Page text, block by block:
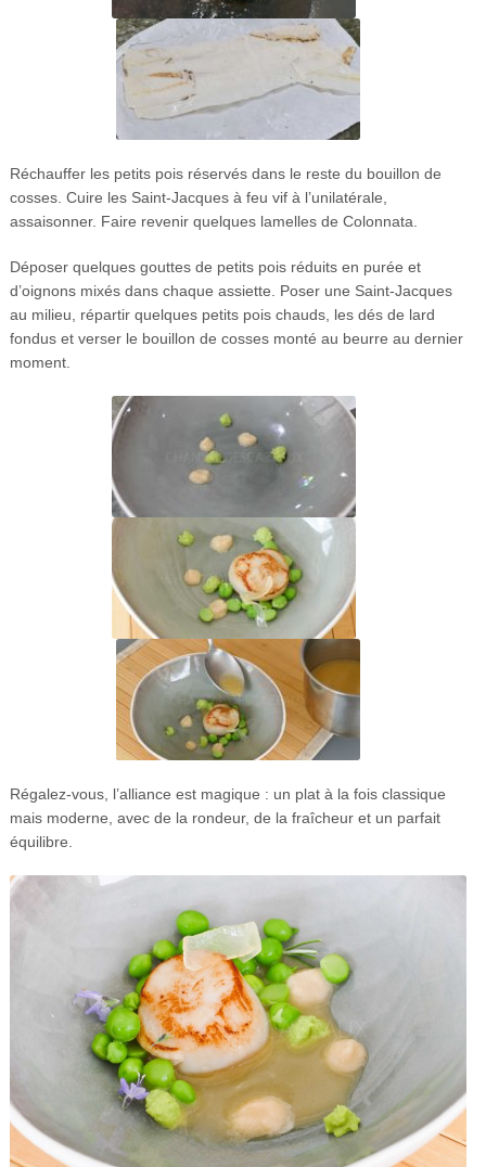
Réchauffer les petits pois réservés dans le reste du bouillon de
cosses. Cuire les Saint-Jacques à feu vif à l’unilatérale,
assaisonner. Faire revenir quelques lamelles de Colonnata.
Déposer quelques gouttes de petits pois réduits en purée et
d’oignons mixés dans chaque assiette. Poser une Saint-Jacques
au milieu, répartir quelques petits pois chauds, les dés de lard
fondus et verser le bouillon de cosses monté au beurre au dernier
moment.
Régalez-vous, l’alliance est magique : un plat à la fois classique
mais moderne, avec de la rondeur, de la fraîcheur et un parfait
équilibre.